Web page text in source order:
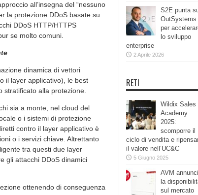
all’insegna del “nessuno
la protezione DDoS basate su
DDoS HTTP/HTTPS
se molto comuni.
dinamica di vettori
il layer applicativo), le best
stratificato alla protezione.
sia a monte, nel cloud del
o i sistemi di protezione
contro il layer applicativo è
o i servizi chiave. Altrettanto
tra questi due layer
gli attacchi DDoS dinamici
ottenendo di conseguenza
S2E punta
OutSystems
per
lo sviluppo
enterprise
2 Aprile 2026
RETI
Wildix Sales
Academy
2025:
scomporre il
ciclo di vendita e
il valore nell’UC&C
5 Giugno 2025
AVM
la
sul mercato